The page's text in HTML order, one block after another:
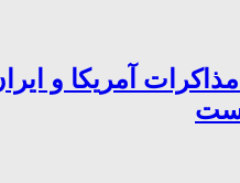
آمریکا و